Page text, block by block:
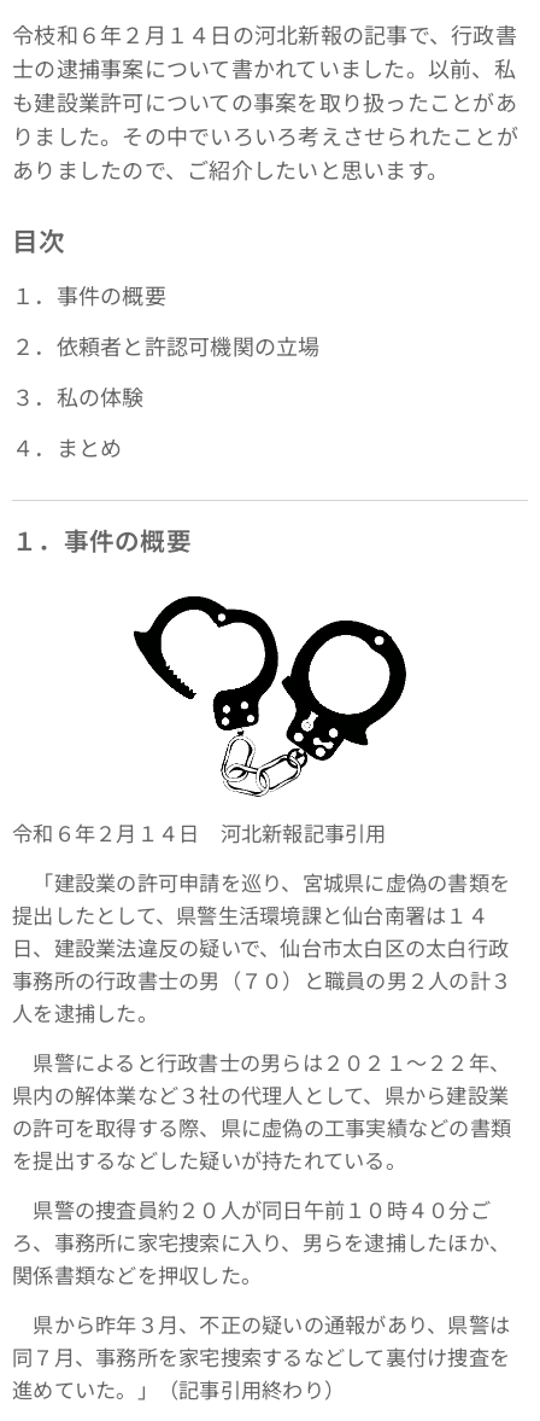
令枝和６年２月１４日の河北新報の記事で、行政書
士の逮捕事案について書かれていました。以前、私
も建設業許可についての事案を取り扱ったことがあ
りました。その中でいろいろ考えさせられたことが
ありましたので、ご紹介したいと思います。
目次
１．事件の概要
２．依頼者と許認可機関の立場
３．私の体験
４．まとめ
１．事件の概要
令和６年２月１４日 河北新報記事引用
「建設業の許可申請を巡り、宮城県に虚偽の書類を
提出したとして、県警生活環境課と仙台南署は１４
日、建設業法違反の疑いで、仙台市太白区の太白行政
事務所の行政書士の男（７０）と職員の男２人の計３
人を逮捕した。
県警によると行政書士の男らは２０２１～２２年、
県内の解体業など３社の代理人として、県から建設業
の許可を取得する際、県に虚偽の工事実績などの書類
を提出するなどした疑いが持たれている。
県警の捜査員約２０人が同日午前１０時４０分ご
ろ、事務所に家宅捜索に入り、男らを逮捕したほか、
関係書類などを押収した。
県から昨年３月、不正の疑いの通報があり、県警は
同７月、事務所を家宅捜索するなどして裏付け捜査を
進めていた。」（記事引用終わり）